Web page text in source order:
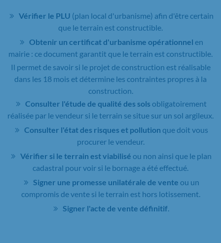
Vérifier le PLU (plan local d'urbanisme) afin d'être certain
que le terrain est constructible.
Obtenir un certificat d'urbanisme opérationnel en
mairie : ce document garantit que le terrain est constructible.
Il permet de savoir si le projet de construction est réalisable
dans les 18 mois et détermine les contraintes propres à la
construction.
Consulter l'étude de qualité des sols obligatoirement
réalisée par le vendeur si le terrain se situe sur un sol argileux.
Consulter l'état des risques et pollution que doit vous
procurer le vendeur.
Vérifier si le terrain est viabilisé ou non ainsi que le plan
cadastral pour voir si le bornage a été effectué.
Signer une promesse unilatérale de vente ou un
compromis de vente si le terrain est hors lotissement.
Signer l'acte de vente définitif